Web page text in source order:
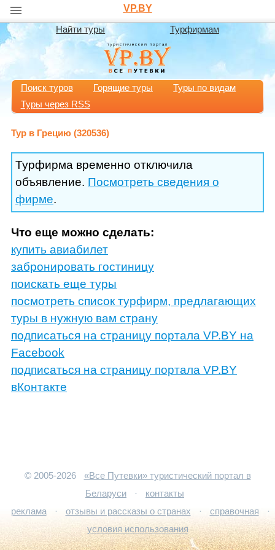
VP.BY
Найти туры Турфирмам
Поиск туров Горящие туры
Туры по видам
Туры через RSS
Тур в Грецию (320536)
Турфирма временно отключила
объявление. Посмотреть сведения о
фирме.
Что еще можно сделать:
купить авиабилет
забронировать гостиницу
поискать еще туры
посмотреть список турфирм, предлагающих
туры в нужную вам страну
подписаться на страницу портала VP.BY на
Facebook
подписаться на страницу портала VP.BY
вКонтакте
© 2005-2026
«Все Путевки» туристический портал в
Беларуси
·
контакты
реклама
· отзывы и рассказы о странах · справочная
·
условия использования